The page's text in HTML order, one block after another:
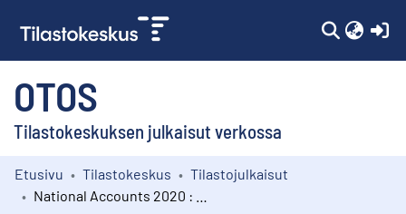
OTOS
Tilastokeskuksen julkaisut verkossa
Kokoelmat
Etusivu Tilastokeskus
Tilastojulkaisut